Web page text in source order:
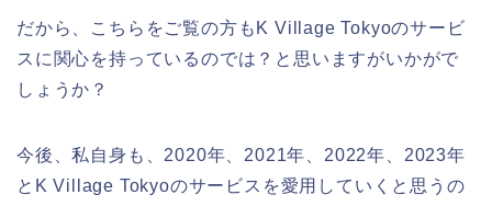
だから、こちらをご覧の方もK Village Tokyoのサービ
スに関心を持っているのでは？と思いますがいかがで
しょうか？
今後、私自身も、2020年、2021年、2022年、2023年
とK Village Tokyoのサービスを愛用していくと思うの